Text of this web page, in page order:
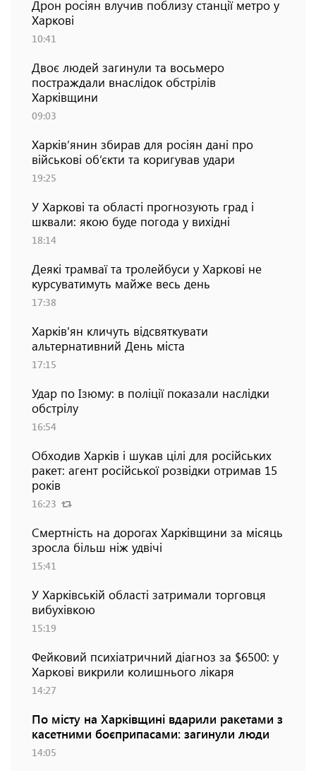
Дрон росіян влучив поблизу станції метро у
Харкові
10:41
Двоє людей загинули та восьмеро
постраждали внаслідок обстрілів
Харківщини
09:03
Харків’янин збирав для росіян дані про
військові об’єкти та коригував удари
19:25
У Харкові та області прогнозують град і
шквали: якою буде погода у вихідні
18:14
Деякі трамваї та тролейбуси у Харкові не
курсуватимуть майже весь день
17:38
Харків'ян кличуть відсвяткувати
альтернативний День міста
17:15
Удар по Ізюму: в поліції показали наслідки
обстрілу
16:54
Обходив Харків і шукав цілі для російських
ракет: агент російської розвідки отримав 15
років
16:23
Смертність на дорогах Харківщини за місяць
зросла більш ніж удвічі
15:41
У Харківській області затримали торговця
вибухівкою
15:19
Фейковий психіатричний діагноз за $6500: у
Харкові викрили колишнього лікаря
14:27
По місту на Харківщині вдарили ракетами з
касетними боєприпасами: загинули люди
14:05